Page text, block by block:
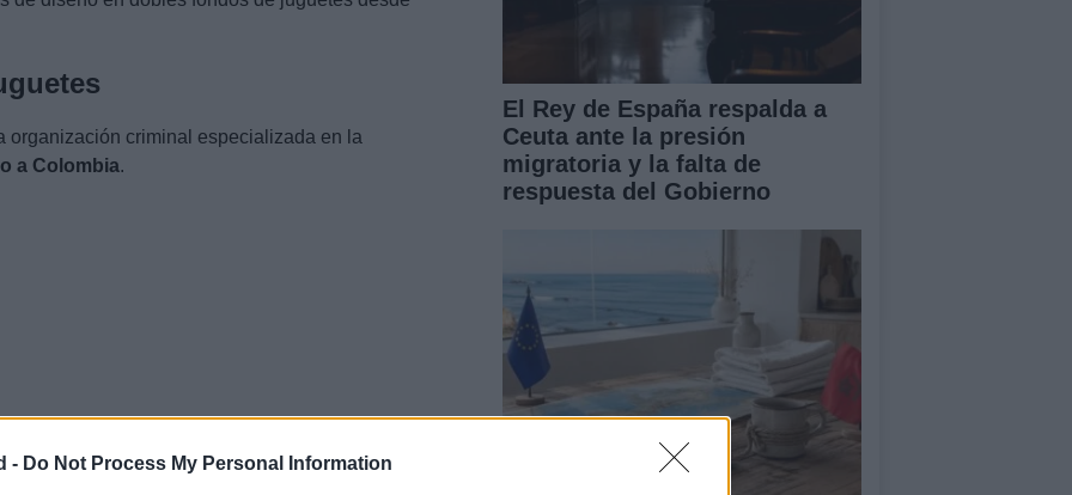
- Do Not Process My Personal Information
organización criminal especializada en la
a Colombia.
la detención de 10 personas
El Rey de España respalda a
Ceuta ante la presión
migratoria y la falta de
respuesta del Gobierno